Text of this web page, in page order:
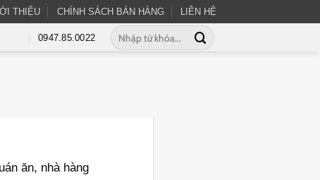
THIỆU CHÍNH SÁCH BÁN HÀNG LIÊN HỆ
0947.85.0022
ăn, nhà hàng